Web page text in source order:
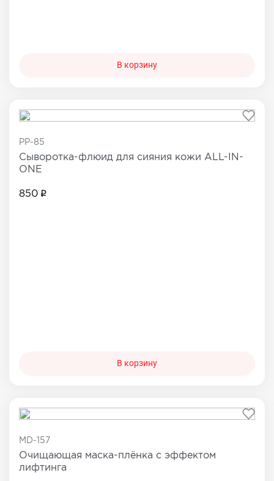
В корзину
PP-85
Сыворотка-флюид для сияния кожи ALL-IN-
ONE
850
В корзину
MD-157
Очищающая маска-плёнка с эффектом
лифтинга